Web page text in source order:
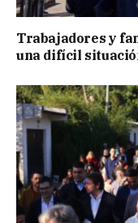
Trabajadores y
una difícil